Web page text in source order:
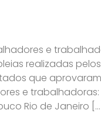
e
realizadas
que
e trabalhadoras:
Rio de Janeiro […]